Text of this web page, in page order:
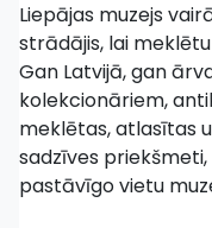
Liepājas muzejs
strādājis, lai
Gan Latvijā, gan
kolekcionāriem,
meklētas, atlasītas
sadzīves
pastāvīgo vietu